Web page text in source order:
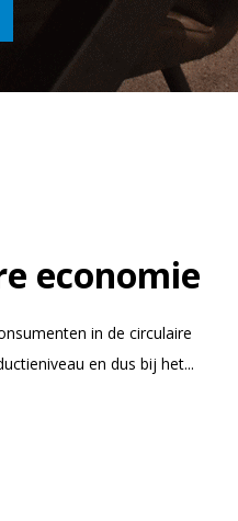
economie
in de circulaire
en dus bij het...